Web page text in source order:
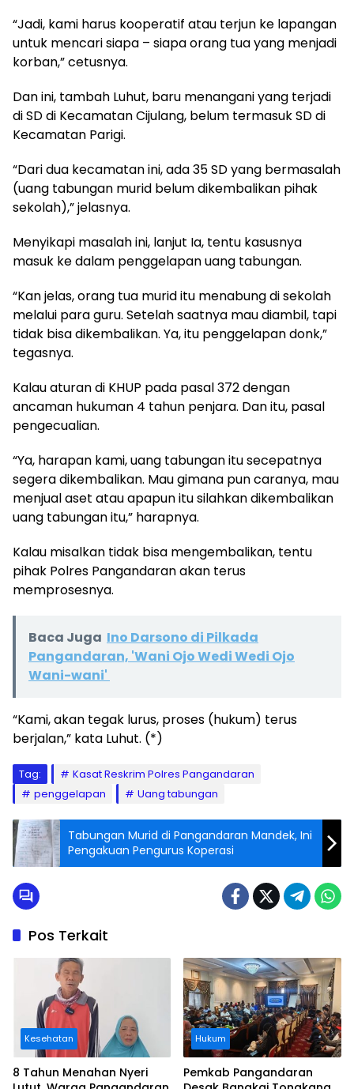
“Jadi, kami harus kooperatif atau terjun ke lapangan
untuk mencari siapa – siapa orang tua yang menjadi
korban,” cetusnya.
Dan ini, tambah Luhut, baru menangani yang terjadi
di SD di Kecamatan Cijulang, belum termasuk SD di
Kecamatan Parigi.
“Dari dua kecamatan ini, ada 35 SD yang bermasalah
(uang tabungan murid belum dikembalikan pihak
sekolah),” jelasnya.
Menyikapi masalah ini, lanjut Ia, tentu kasusnya
masuk ke dalam penggelapan uang tabungan.
“Kan jelas, orang tua murid itu menabung di sekolah
melalui para guru. Setelah saatnya mau diambil, tapi
tidak bisa dikembalikan. Ya, itu penggelapan donk,”
tegasnya.
Kalau aturan di KHUP pada pasal 372 dengan
ancaman hukuman 4 tahun penjara. Dan itu, pasal
pengecualian.
“Ya, harapan kami, uang tabungan itu secepatnya
segera dikembalikan. Mau gimana pun caranya, mau
menjual aset atau apapun itu silahkan dikembalikan
uang tabungan itu,” harapnya.
Kalau misalkan tidak bisa mengembalikan, tentu
pihak Polres Pangandaran akan terus
memprosesnya.
Baca Juga Ino Darsono di Pilkada
Pangandaran, 'Wani Ojo Wedi Wedi Ojo
Wani-wani'
“Kami, akan tegak lurus, proses (hukum) terus
berjalan,” kata Luhut. (*)
Tag:
Kasat Reskrim Polres Pangandaran
penggelapan
Uang tabungan
Tabungan Murid di Pangandaran Mandek, Ini
Pengakuan Pengurus Koperasi
Pos Terkait
Kesehatan
8 Tahun Menahan Nyeri
Hukum
Pemkab Pangandaran